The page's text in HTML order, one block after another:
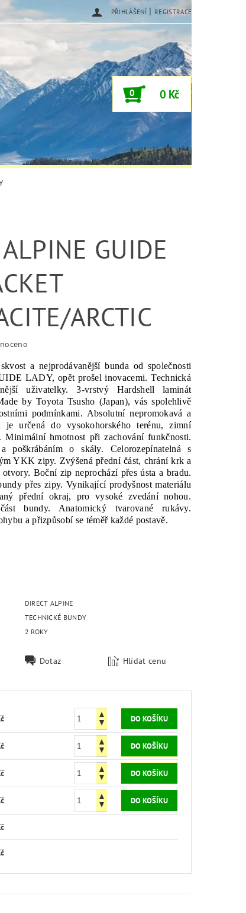
PŘIHLÁŠENÍ | REGISTRACE
0 0 Kč
GUIDE
ARCTIC
a nejprodávanější bunda od společnosti
LADY, opět prošel inovacemi. Technická
uživatelky. 3-vrstvý Hardshell laminát
by Toyota Tsusho (Japan), vás spolehlivě
podmínkami. Absolutní nepromokavá a
je určená do vysokohorského terénu, zimní
Minimální hmotnost při zachování funkčnosti.
poškrábáním o skály. Celorozepínatelná s
YKK zipy. Zvýšená přední část, chrání krk a
otvory. Boční zip neprochází přes ústa a bradu.
přes zipy. Vynikající prodyšnost materiálu
přední okraj, pro vysoké zvedání nohou.
bundy. Anatomický tvarované rukávy.
a přizpůsobí se téměř každé postavě.
DIRECT ALPINE
TECHNICKÉ BUNDY
2 ROKY
Dotaz Hlídat cenu